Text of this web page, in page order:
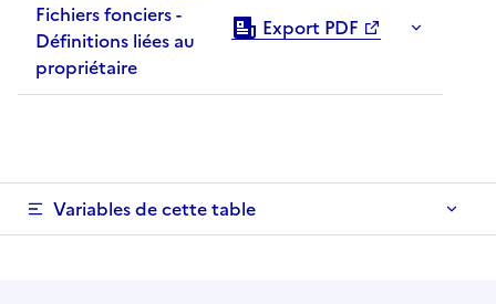
Fichiers fonciers -
Définitions liées au
propriétaire
Export PDF
Variables de cette table